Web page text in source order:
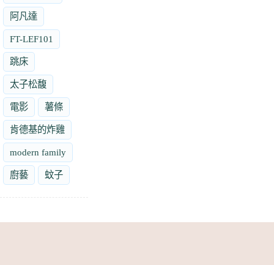
阿凡達
FT-LEF101
跳床
太子松馥
電影 薯條
肯德基的炸雞
modern family
廚藝 蚊子